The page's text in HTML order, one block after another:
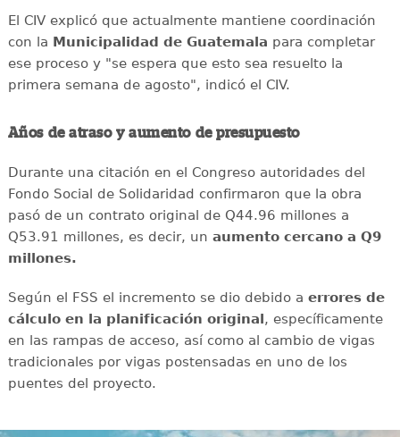
El CIV explicó que actualmente mantiene coordinación
con la Municipalidad de Guatemala para completar
ese proceso y "se espera que esto sea resuelto la
primera semana de agosto", indicó el CIV.
Años de atraso y aumento de presupuesto
Durante una citación en el Congreso autoridades del
Fondo Social de Solidaridad confirmaron que la obra
pasó de un contrato original de Q44.96 millones a
Q53.91 millones, es decir, un aumento cercano a Q9
millones.
Según el FSS el incremento se dio debido a errores de
cálculo en la planificación original, específicamente
en las rampas de acceso, así como al cambio de vigas
tradicionales por vigas postensadas en uno de los
puentes del proyecto.